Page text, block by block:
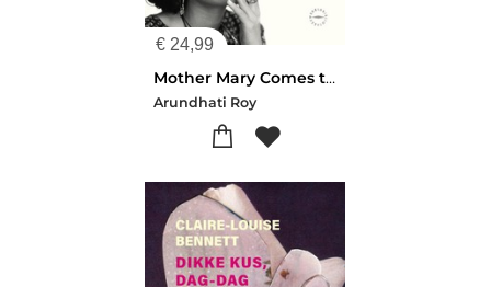
€ 24,99
Mother Mary Comes to Me
Arundhati Roy